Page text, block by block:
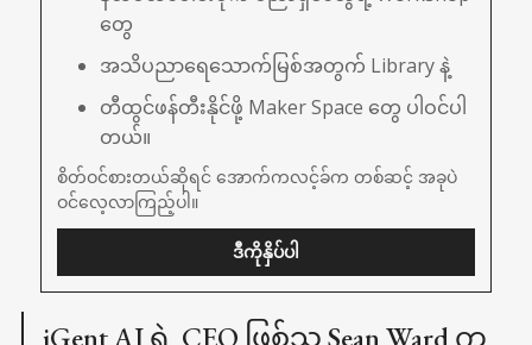
တွေ
အသိပညာရေသောက်မြစ်အတွက် Library နဲ့
တီထွင်ဖန်တီးနိုင်ဖို့ Maker Space တွေ ပါဝင်ပါ
တယ်။
စိတ်ဝင်စားတယ်ဆိုရင် အောက်ကလင့်ခ်က တစ်ဆင့် အခုပဲ
ဝင်လေ့လာကြည့်ပါ။
ဒီကိုနှိပ်ပါ
iGent AI ရဲ့ CEO ဖြစ်သူ Sean Ward က